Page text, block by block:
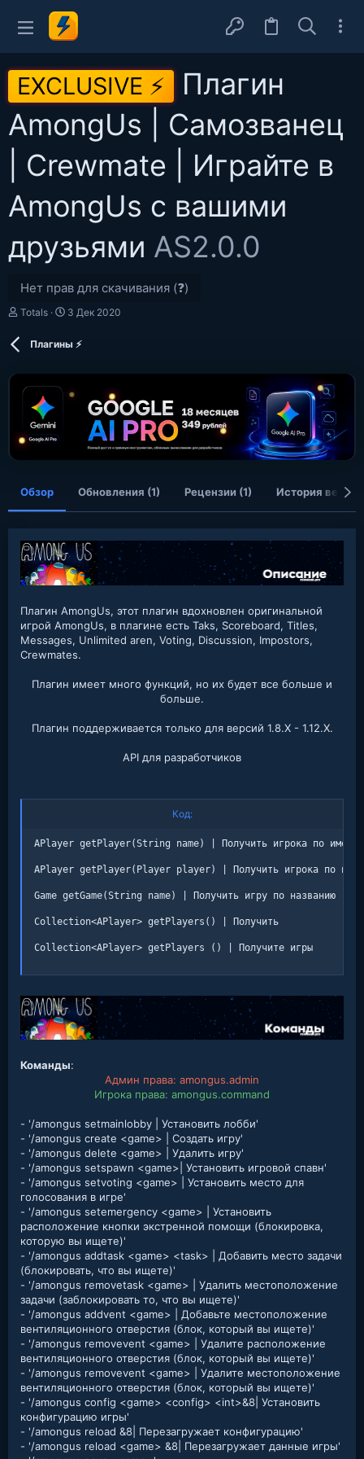
EXCLUSIVE ⚡
Плагин
AmongUs | Самозванец
| Crewmate | Играйте в
AmongUs с вашими
друзьями AS2.0.0
Нет прав для скачивания (❓)
А
Totals
Д
а
о
з
3 Дек 2020
Плагины ⚡
Обзор Обновления (1) Рецензии (1) История версий
Плагин AmongUs, этот плагин вдохновлен оригинальной
игрой AmongUs, в плагине есть Taks, Scoreboard, Titles,
Messages, Unlimited aren, Voting, Discussion, Impostors,
Crewmates.
Плагин имеет много функций, но их будет все больше и
больше.
Плагин поддерживается только для версий 1.8.X - 1.12.X.
API для разработчиков
Код:
APlayer getPlayer(String name) | Получить игрока по имени
APlayer getPlayer(Player player) | Получить игрока по
Game getGame(String name) | Получить игру по названию
Collection<APlayer> getPlayers() | Получить
Collection<APlayer> getPlayers () | Получите игры
Команды:
Админ права: amongus.admin
Игрока права: amongus.command
- '/amongus setmainlobby | Установить лобби'
- '/amongus create <game> | Создать игру'
- '/amongus delete <game> | Удалить игру'
- '/amongus setspawn <game>| Установить игровой спавн'
- '/amongus setvoting <game> | Установить место для
голосования в игре'
- '/amongus setemergency <game> | Установить
расположение кнопки экстренной помощи (блокировка,
которую вы ищете)'
- '/amongus addtask <game> <task> | Добавить место задачи
(блокировать, что вы ищете)'
- '/amongus removetask <game> | Удалить местоположение
задачи (заблокировать то, что вы ищете)'
- '/amongus addvent <game> | Добавьте местоположение
вентиляционного отверстия (блок, который вы ищете)'
- '/amongus removevent <game> | Удалите расположение
вентиляционного отверстия (блок, который вы ищете)'
- '/amongus removevent <game> | Удалите местоположение
вентиляционного отверстия (блок, который вы ищете)'
- '/amongus config <game> <config> <int>&8| Установить
конфигурацию игры'
- '/amongus reload &8| Перезагружает конфигурацию'
- '/amongus reload <game> &8| Перезагружает данные игры'